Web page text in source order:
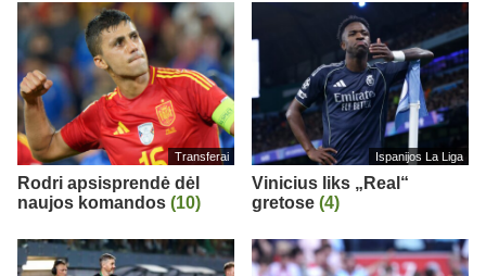
Transferai
Rodri apsisprendė dėl
naujos komandos (10)
Ispanijos La Liga
Vinicius liks „Real“
gretose (4)